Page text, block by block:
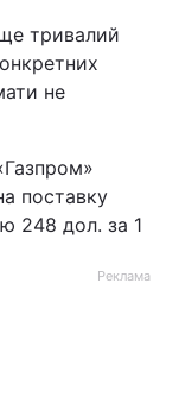
тривалий
не
поставку
248 дол. за 1
Реклама